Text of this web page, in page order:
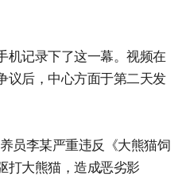
机记录下了这一幕。视频在
议后，中心方面于第二天发
员李某严重违反《大熊猫饲
打大熊猫，造成恶劣影